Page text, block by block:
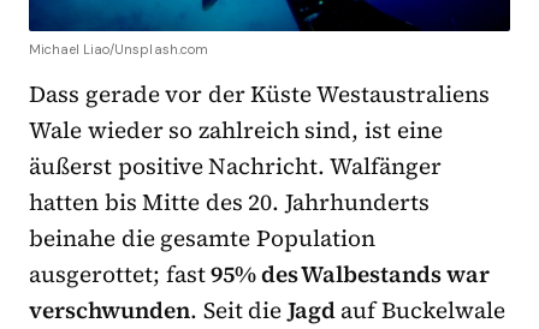
Michael Liao/Unsplash.com
Dass gerade vor der Küste Westaustraliens
Wale wieder so zahlreich sind, ist eine
äußerst positive Nachricht. Walfänger
hatten bis Mitte des 20. Jahrhunderts
beinahe die gesamte Population
ausgerottet; fast95% des Walbestands war
verschwunden. Seit dieJagdauf Buckelwale